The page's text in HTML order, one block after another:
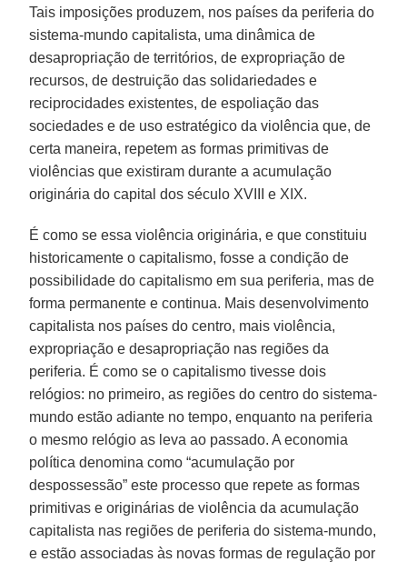
Tais imposições produzem, nos países da periferia do
sistema-mundo capitalista, uma dinâmica de
desapropriação de territórios, de expropriação de
recursos, de destruição das solidariedades e
reciprocidades existentes, de espoliação das
sociedades e de uso estratégico da violência que, de
certa maneira, repetem as formas primitivas de
violências que existiram durante a acumulação
originária do capital dos século XVIII e XIX.
É como se essa violência originária, e que constituiu
historicamente o capitalismo, fosse a condição de
possibilidade do capitalismo em sua periferia, mas de
forma permanente e continua. Mais desenvolvimento
capitalista nos países do centro, mais violência,
expropriação e desapropriação nas regiões da
periferia. É como se o capitalismo tivesse dois
relógios: no primeiro, as regiões do centro do sistema-
mundo estão adiante no tempo, enquanto na periferia
o mesmo relógio as leva ao passado. A economia
política denomina como “acumulação por
despossessão” este processo que repete as formas
primitivas e originárias de violência da acumulação
capitalista nas regiões de periferia do sistema-mundo,
e estão associadas às novas formas de regulação por